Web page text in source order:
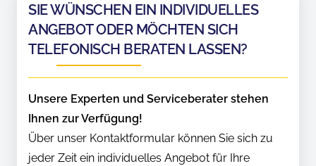
SIE WÜNSCHEN EIN INDIVIDUELLES
ANGEBOT ODER MÖCHTEN SICH
TELEFONISCH BERATEN LASSEN?
Unsere Experten und Serviceberater stehen
Ihnen zur Verfügung!
Über unser Kontaktformular können Sie sich zu
jeder Zeit ein individuelles Angebot für Ihre